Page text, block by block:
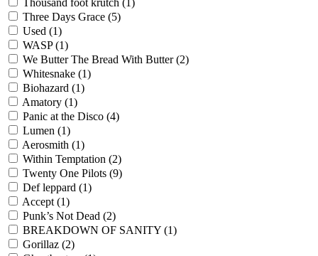
Thousand foot krutch (1)
Three Days Grace (5)
Used (1)
WASP(1)
We Butter The Bread With Butter(2)
Whitesnake (1)
Biohazard (1)
Amatory (1)
Panic at the Disco (4)
Lumen (1)
Aerosmith (1)
Within Temptation (2)
Twenty One Pilots (9)
Def leppard (1)
Accept(1)
Punk’s Not Dead (2)
BREAKDOWN OF SANITY (1)
Gorillaz (2)